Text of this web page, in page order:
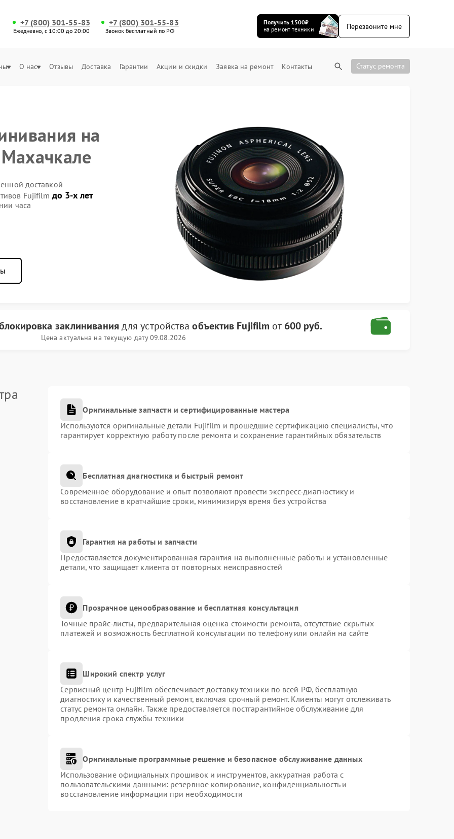
+7 (800) 301-55-83
Ежедневно, с 10:00 до 20:00
+7 (800) 301-55-83
Звонок бесплатный по РФ
Получить 1500₽
на ремонт техники
Перезвоните мне
О нас Отзывы Доставка Гарантии Акции и скидки Заявка на ремонт Контакты Статус ремонта
на
доставкой
Fujifilm до 3-х лет
часа
заклинивания для устройстваобъектив Fujifilm от 600 руб.
Цена актуальна на текущую дату 09.08.2026
Оригинальные запчасти и сертифицированные мастера
Используются оригинальные детали Fujifilm и прошедшие сертификацию специалисты, что
гарантирует корректную работу после ремонта и сохранение гарантийных обязательств
Бесплатная диагностика и быстрый ремонт
Современное оборудование и опыт позволяют провести экспресс-диагностику и
восстановление в кратчайшие сроки, минимизируя время без устройства
Гарантия на работы и запчасти
Предоставляется документированная гарантия на выполненные работы и установленные
детали, что защищает клиента от повторных неисправностей
Прозрачное ценообразование и бесплатная консультация
Точные прайс-листы, предварительная оценка стоимости ремонта, отсутствие скрытых
платежей и возможность бесплатной консультации по телефону или онлайн на сайте
Широкий спектр услуг
Сервисный центр Fujifilm обеспечивает доставку техники по всей РФ, бесплатную
диагностику и качественный ремонт, включая срочный ремонт. Клиенты могут отслеживать
статус ремонта онлайн. Также предоставляется постгарантийное обслуживание для
продления срока службы техники
Оригинальные программные решение и безопасное обслуживание данных
Использование официальных прошивок и инструментов, аккуратная работа с
пользовательскими данными: резервное копирование, конфиденциальность и
восстановление информации при необходимости